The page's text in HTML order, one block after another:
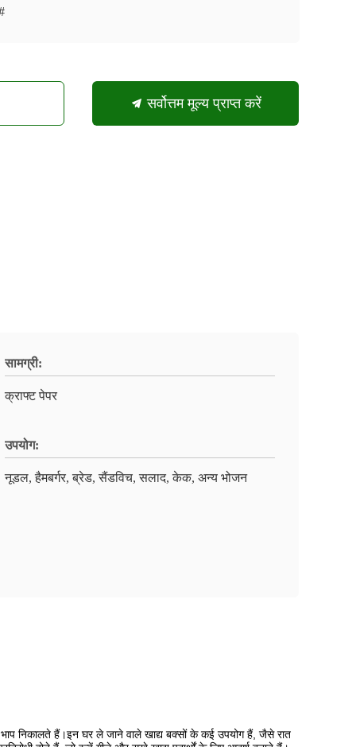
सर्वोत्तम मूल्य प्राप्त करें
सामग्री:
क्राफ्ट पेपर
उपयोग:
नूडल, हैमबर्गर, ब्रेड, सैंडविच, सलाद, केक, अन्य भोजन
निकालते हैं।इन घर ले जाने वाले खाद्य बक्सों के कई उपयोग हैं, जैसे रात